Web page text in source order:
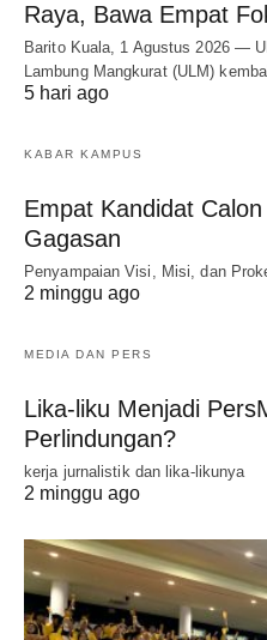
Raya, Bawa Empat
Barito Kuala, 1 Agustus 2026 —
Lambung Mangkurat (ULM)
5 hari ago
KABAR KAMPUS
Empat Kandidat
Gagasan
Penyampaian Visi, Misi, dan
2 minggu ago
MEDIA DAN PERS
Lika-liku Menjadi
Perlindungan?
kerja jurnalistik dan lika-likunya
2 minggu ago